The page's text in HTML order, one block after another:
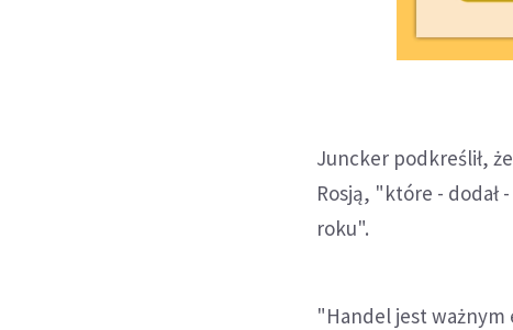
Juncker podkreślił,
Rosją, "które - dodał
roku".
"Handel jest ważnym